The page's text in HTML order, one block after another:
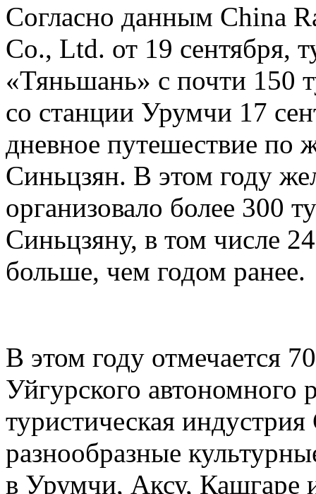
Согласно данным China
Co., Ltd. от 19 сентября,
«Тяньшань» с почти 150
со станции Урумчи 17
дневное путешествие по
Синьцзян. В этом году
организовало более 300
Синьцзяну, в том числе
больше, чем годом ранее.
В этом году отмечается
Уйгурского автономного
туристическая
разнообразные
в Урумчи, Аксу, Кашгаре